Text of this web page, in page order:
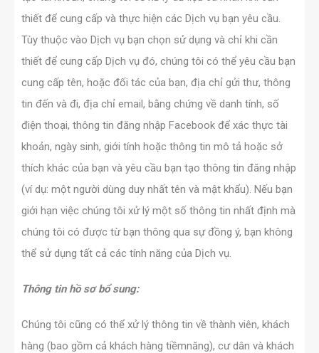
thiết để cung cấp và thực hiện các Dịch vụ bạn yêu cầu.
Tùy thuộc vào Dịch vụ bạn chọn sử dụng và chỉ khi cần
thiết để cung cấp Dịch vụ đó, chúng tôi có thể yêu cầu bạn
cung cấp tên, hoặc đối tác của bạn, địa chỉ gửi thư, thông
tin đến và đi, địa chỉ email, bằng chứng về danh tính, số
điện thoại, thông tin đăng nhập Facebook để xác thực tài
khoản, ngày sinh, giới tính hoặc thông tin mô tả hoặc sở
thích khác của bạn và yêu cầu bạn tạo thông tin đăng nhập
(ví dụ: một người dùng duy nhất tên và mật khẩu). Nếu bạn
giới hạn việc chúng tôi xử lý một số thông tin nhất định mà
chúng tôi có được từ bạn thông qua sự đồng ý, bạn không
thể sử dụng tất cả các tính năng của Dịch vụ.
Thông tin hồ sơ bổ sung:
Chúng tôi cũng có thể xử lý thông tin về thành viên, khách
hàng (bao gồm cả khách hàng tiềmnăng), cư dân và khách